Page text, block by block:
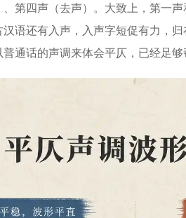
第四声（去声）。大致上，第一
语还有入声，入声字短促有力，
通话的声调来体会平仄，已经足够